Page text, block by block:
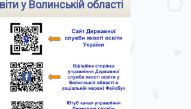
у Волинській області